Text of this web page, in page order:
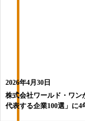
2026年4月30日
株式会社ワールド・ワン
代表する企業100選」に4